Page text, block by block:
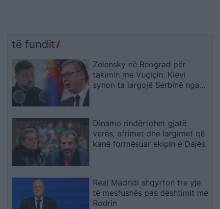
të fundit
Zelensky në Beograd për
takimin me Vuçiçin: Kievi
synon ta largojë Serbinë nga
Dinamo rindërtohet gjatë
verës, afrimet dhe largimet që
kanë formësuar ekipin e Dajës
Real Madridi shqyrton tre yje
të mesfushës pas dështimit me
Rodrin